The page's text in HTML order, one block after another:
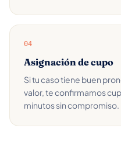
04
Asignación de cupo
Si tu caso tiene buen
valor, te confirmamos
minutos sin compromiso.